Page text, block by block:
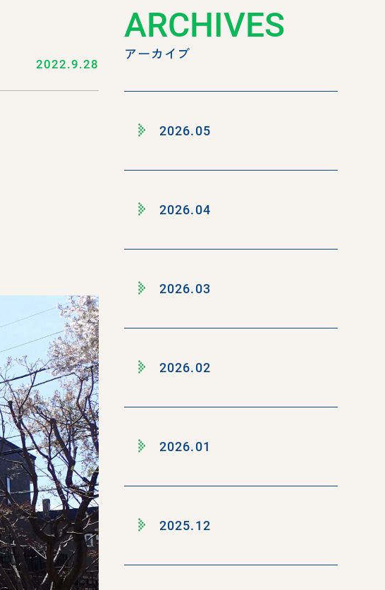
2022.9.28
ARCHIVES
アーカイブ
2026.05
2026.04
2026.03
2026.02
2026.01
2025.12